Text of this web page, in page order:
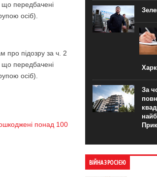
що передбачені
осіб).
про підозру за ч. 2
що передбачені
осіб).
понад 100
За
ВІЙНА З РОСІЄЮ